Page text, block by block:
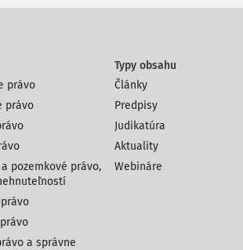
právo
právo
pozemkové právo,
a správne
Typy obsahu
Články
Predpisy
Judikatúra
Aktuality
Webináre